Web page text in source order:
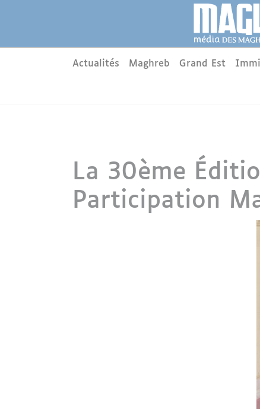
Main menu
Actualités Maghreb Grand Est
La 30ème
Participation